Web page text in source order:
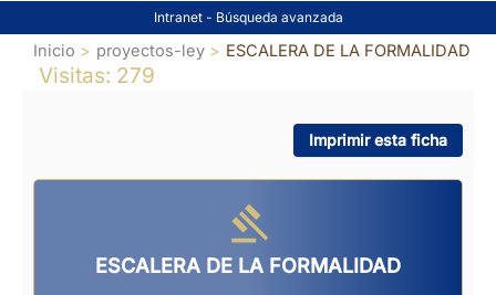
Intranet - Búsqueda avanzada
Inicio proyectos-ley ESCALERA DE LA FORMALIDAD
Visitas: 279
Imprimir esta ficha
ESCALERA DE LA FORMALIDAD